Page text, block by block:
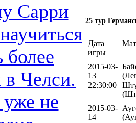
Сарри
более
Челси.
не
25 тур
Дата
игры
2015-03-
13
22:30:00
2015-03-
14